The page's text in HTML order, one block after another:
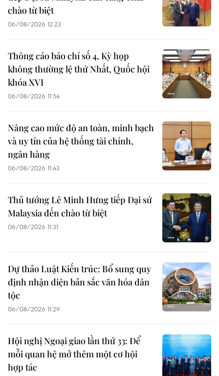
chào từ biệt
06/08/2026 12:23
Thông cáo báo chí số 4, Kỳ họp
không thường lệ thứ Nhất, Quốc hội
khóa XVI
06/08/2026 11:54
Nâng cao mức độ an toàn, minh bạch
và uy tín của hệ thống tài chính,
ngân hàng
06/08/2026 11:43
Thủ tướng Lê Minh Hưng tiếp Đại sứ
Malaysia đến chào từ biệt
06/08/2026 11:31
Dự thảo Luật Kiến trúc: Bổ sung quy
định nhận diện bản sắc văn hóa dân
tộc
06/08/2026 11:29
Hội nghị Ngoại giao lần thứ 33: Để
mỗi quan hệ mở thêm một cơ hội
hợp tác